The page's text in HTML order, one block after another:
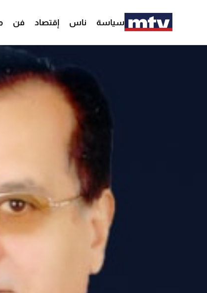
سياسة ناس إقتصاد فن